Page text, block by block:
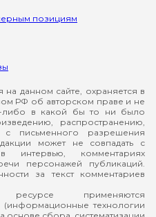
позициям
данном сайте, охраняется в
РФ об авторском праве и не
либо в какой бы то ни было
распространению,
письменного разрешения
может не совпадать с
интервью, комментариях
персонажей публикаций.
за текст комментариев
применяются
(информационные технологии